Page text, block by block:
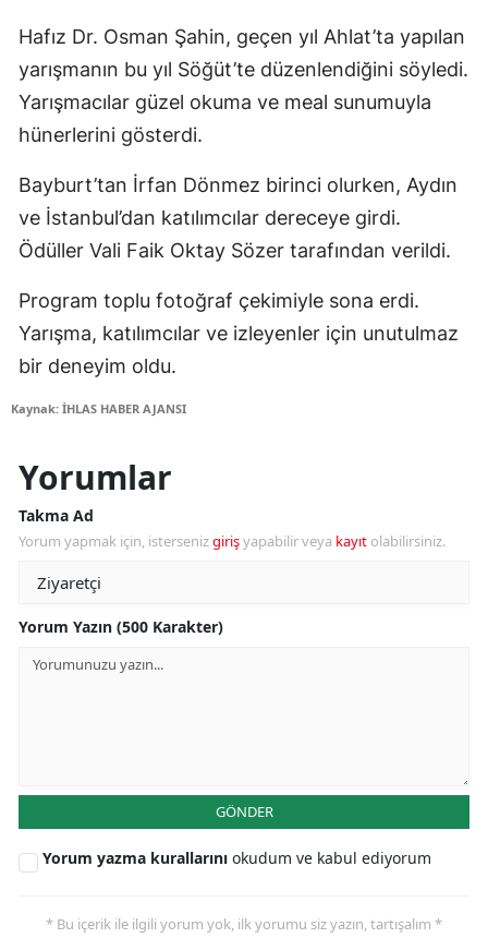
Hafız Dr. Osman Şahin, geçen yıl Ahlat’ta yapılan
yarışmanın bu yıl Söğüt’te düzenlendiğini söyledi.
Yarışmacılar güzel okuma ve meal sunumuyla
hünerlerini gösterdi.
Bayburt’tan İrfan Dönmez birinci olurken, Aydın
ve İstanbul’dan katılımcılar dereceye girdi.
Ödüller Vali Faik Oktay Sözer tarafından verildi.
Program toplu fotoğraf çekimiyle sona erdi.
Yarışma, katılımcılar ve izleyenler için unutulmaz
bir deneyim oldu.
Kaynak: İHLAS HABER AJANSI
Yorumlar
Takma Ad
Yorum yapmak için, istersenizgirişyapabilir veya kayıt olabilirsiniz.
Yorum Yazın (500 Karakter)
GÖNDER
Yorum yazma kurallarını okudum ve kabul ediyorum
* Bu içerik ile ilgili yorum yok, ilk yorumu siz yazın, tartışalım *